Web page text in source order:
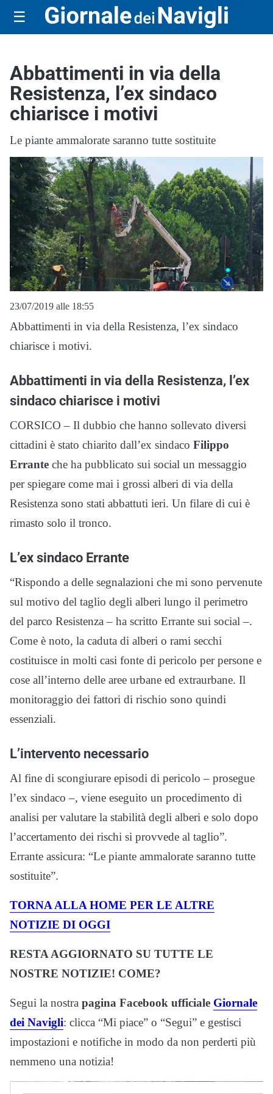
☰
Abbattimenti in via della
Resistenza, l’ex sindaco
chiarisce i motivi
Le piante ammalorate saranno tutte sostituite
23/07/2019 alle 18:55
Abbattimenti in via della Resistenza, l’ex sindaco
chiarisce i motivi.
Abbattimenti in via della Resistenza, l’ex
sindaco chiarisce i motivi
CORSICO – Il dubbio che hanno sollevato diversi
cittadini è stato chiarito dall’ex sindaco Filippo
Errante che ha pubblicato sui social un messaggio
per spiegare come mai i grossi alberi di via della
Resistenza sono stati abbattuti ieri. Un filare di cui è
rimasto solo il tronco.
L’ex sindaco Errante
“Rispondo a delle segnalazioni che mi sono pervenute
sul motivo del taglio degli alberi lungo il perimetro
del parco Resistenza – ha scritto Errante sui social –.
Come è noto, la caduta di alberi o rami secchi
costituisce in molti casi fonte di pericolo per persone e
cose all’interno delle aree urbane ed extraurbane. Il
monitoraggio dei fattori di rischio sono quindi
essenziali.
L’intervento necessario
Al fine di scongiurare episodi di pericolo – prosegue
l’ex sindaco –, viene eseguito un procedimento di
analisi per valutare la stabilità degli alberi e solo dopo
l’accertamento dei rischi si provvede al taglio”.
Errante assicura: “Le piante ammalorate saranno tutte
sostituite”.
TORNA ALLA HOME PER LE ALTRE
NOTIZIE DI OGGI
RESTA AGGIORNATO SU TUTTE LE
NOSTRE NOTIZIE! COME?
Segui la nostra pagina Facebook ufficiale Giornale
dei Navigli: clicca “Mi piace” o “Segui” e gestisci
impostazioni e notifiche in modo da non perderti più
nemmeno una notizia!